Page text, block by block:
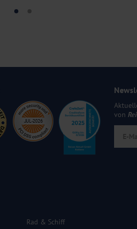
von
Rad & Schiff